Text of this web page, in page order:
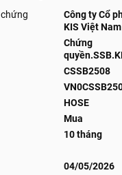
Công ty Cổ
KIS Việt Nam
Chứng
CSSB2508
HOSE
Mua
10 tháng
04/05/2026